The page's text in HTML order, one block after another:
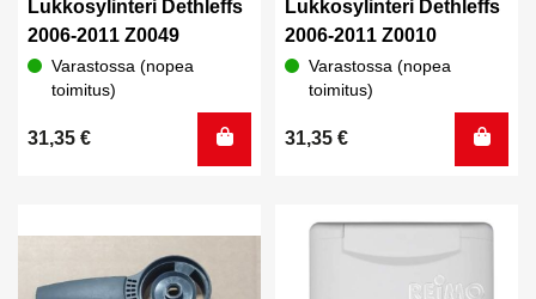
Lukkosylinteri Dethleffs
2006-2011 Z0049
Varastossa (nopea
toimitus)
31,35 €
Lukkosylinteri Dethleffs
2006-2011 Z0010
Varastossa (nopea
toimitus)
31,35 €